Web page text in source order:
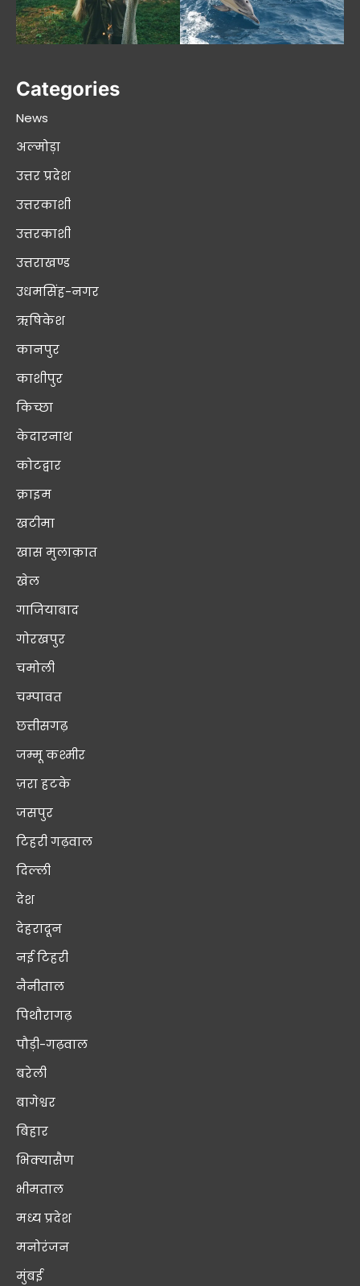
Categories
News
अल्मोड़ा
उत्तर प्रदेश
उत्तरकाशी
उत्तरकाशी
उत्तराखण्ड
उधमसिंह-नगर
ऋषिकेश
कानपुर
काशीपुर
किच्छा
केदारनाथ
कोटद्वार
क्राइम
खटीमा
खास मुलाक़ात
खेल
गाजियाबाद
गोरखपुर
चमोली
चम्पावत
छत्तीसगढ़
जम्मू कश्मीर
ज़रा हटके
जसपुर
टिहरी गढ़वाल
दिल्ली
देश
देहरादून
नई टिहरी
नैनीताल
पिथौरागढ़
पौड़ी-गढ़वाल
बरेली
बागेश्वर
बिहार
भिक्यासैण
भीमताल
मध्य प्रदेश
मनोरंजन
मुंबई